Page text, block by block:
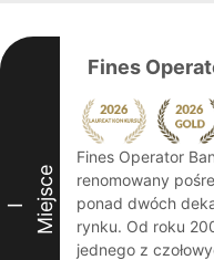
I Miejsce
Fines
Fines Operator
renomowany
ponad dwóch
rynku. Od roku
jednego z